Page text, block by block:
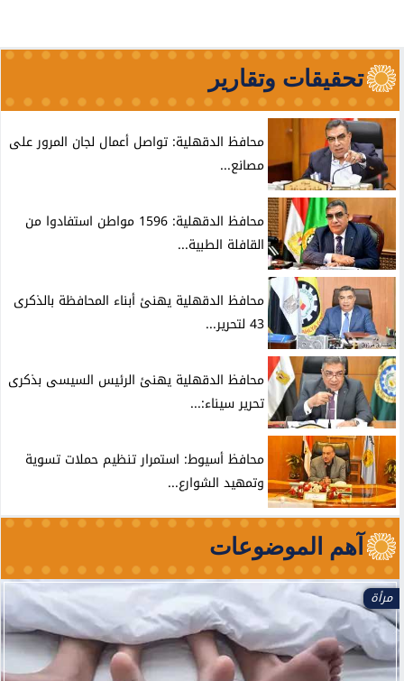
تحقيقات وتقارير
محافظ الدقهلية: تواصل أعمال لجان المرور على
مصانع...
محافظ الدقهلية: 1596 مواطن استفادوا من
القافلة الطبية...
محافظ الدقهلية يهنئ أبناء المحافظة بالذكرى
43 لتحرير...
محافظ الدقهلية يهنئ الرئيس السيسى بذكرى
تحرير سيناء:...
محافظ أسيوط: استمرار تنظيم حملات تسوية
وتمهيد الشوارع...
آهم الموضوعات
الأخبار